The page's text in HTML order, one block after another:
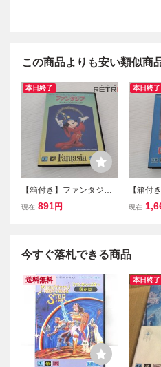
この商品よりも安い類似商
本日終了
【箱付き】ファンタジア
メガドライブ MD
現在 891円
本日終了
【箱付
ックス
現在
今すぐ落札できる商品
送料無料 本日終了